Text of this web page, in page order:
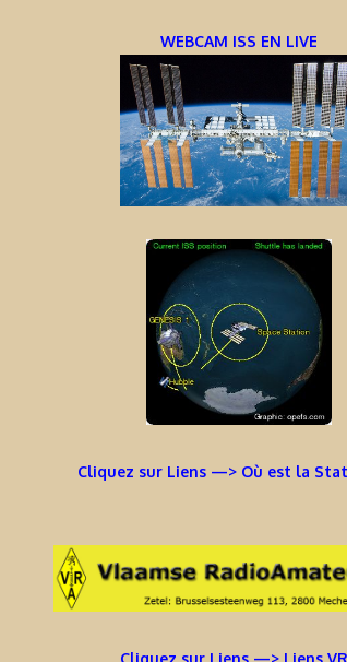
WEBCAM ISS EN LIVE
Cliquez sur Liens —> Où est la